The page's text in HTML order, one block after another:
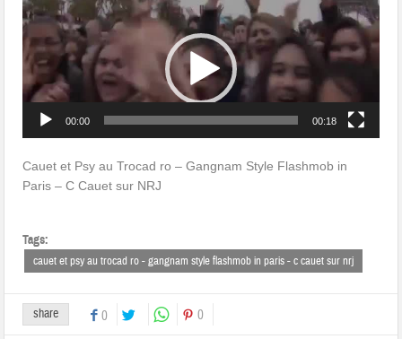
Lecteur
vidéo
00:00 00:18
Cauet et Psy au Trocad ro – Gangnam Style Flashmob in
Paris – C Cauet sur NRJ
Tags:
cauet et psy au trocad ro - gangnam style flashmob in paris - c cauet sur nrj
share 0 0